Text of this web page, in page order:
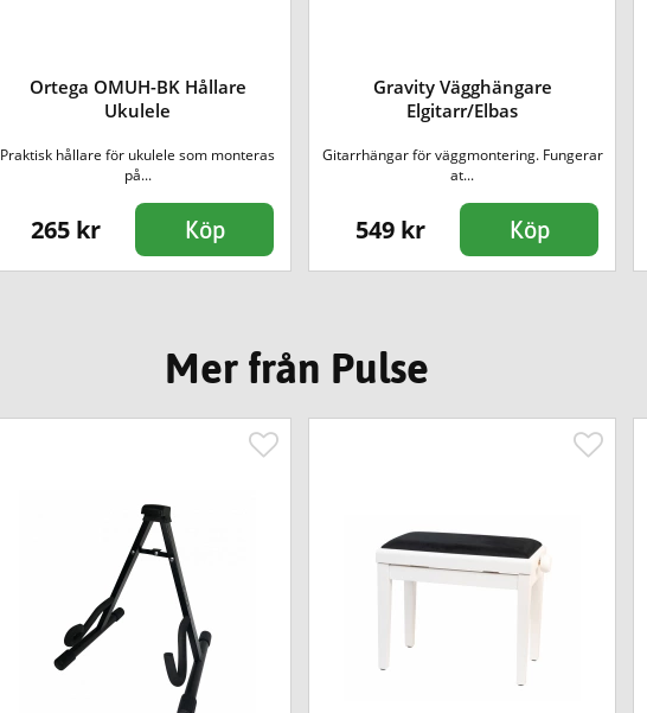
Ortega OMUH-BK Hållare
Ukulele
Praktisk hållare för ukulele som monteras
på...
265 kr Köp
Gravity Vägghängare
Elgitarr/Elbas
Gitarrhängar för väggmontering. Fungerar
at...
549 kr Köp
Mer från Pulse